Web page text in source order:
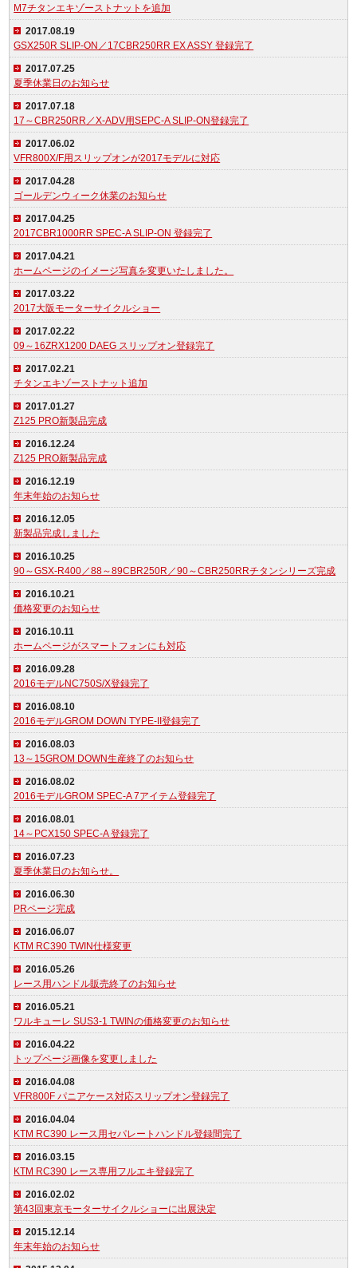
M7チタンエキゾーストナットを追加
2017.08.19
GSX250R SLIP-ON／17CBR250RR EX ASSY 登録完了
2017.07.25
夏季休業日のお知らせ
2017.07.18
17～CBR250RR／X-ADV用SEPC-A SLIP-ON登録完了
2017.06.02
VFR800X/F用スリップオンが2017モデルに対応
2017.04.28
ゴールデンウィーク休業のお知らせ
2017.04.25
2017CBR1000RR SPEC-A SLIP-ON 登録完了
2017.04.21
ホームページのイメージ写真を変更いたしました。
2017.03.22
2017大阪モーターサイクルショー
2017.02.22
09～16ZRX1200 DAEG スリップオン登録完了
2017.02.21
チタンエキゾーストナット追加
2017.01.27
Z125 PRO新製品完成
2016.12.24
Z125 PRO新製品完成
2016.12.19
年末年始のお知らせ
2016.12.05
新製品完成しました
2016.10.25
90～GSX-R400／88～89CBR250R／90～CBR250RRチタンシリーズ完成
2016.10.21
価格変更のお知らせ
2016.10.11
ホームページがスマートフォンにも対応
2016.09.28
2016モデルNC750S/X登録完了
2016.08.10
2016モデルGROM DOWN TYPE-II登録完了
2016.08.03
13～15GROM DOWN生産終了のお知らせ
2016.08.02
2016モデルGROM SPEC-A 7アイテム登録完了
2016.08.01
14～PCX150 SPEC-A 登録完了
2016.07.23
夏季休業日のお知らせ。
2016.06.30
PRページ完成
2016.06.07
KTM RC390 TWIN仕様変更
2016.05.26
レース用ハンドル販売終了のお知らせ
2016.05.21
ワルキューレ SUS3-1 TWINの価格変更のお知らせ
2016.04.22
トップページ画像を変更しました
2016.04.08
VFR800F パニアケース対応スリップオン登録完了
2016.04.04
KTM RC390 レース用セパレートハンドル登録間完了
2016.03.15
KTM RC390 レース専用フルエキ登録完了
2016.02.02
第43回東京モーターサイクルショーに出展決定
2015.12.14
年末年始のお知らせ